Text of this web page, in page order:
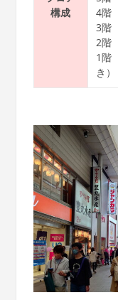
構成
4
3階
2階
1階
き）